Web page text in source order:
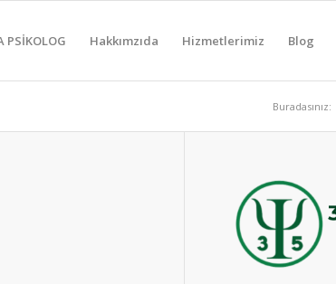
PSİKOLOG Hakkımzıda Hizmetlerimiz Blog
Buradasınız: